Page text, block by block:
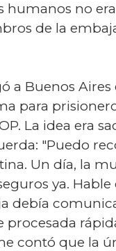
no
de la
a Buenos
para
La idea era
"Puedo
Un día, la
ya.
debía
contó que la